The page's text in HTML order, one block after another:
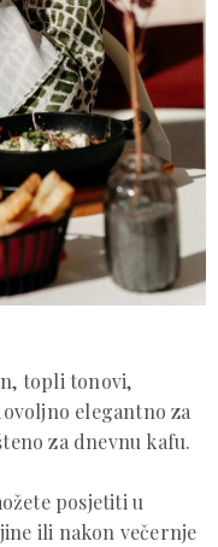
topli tonovi,
elegantno za
za dnevnu kafu.
posjetiti u
ili nakon večernje